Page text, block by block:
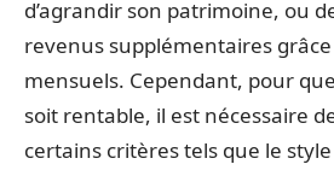
d’agrandir son patrimoine, ou
revenus supplémentaires
mensuels. Cependant, pour
soit rentable, il est nécessaire
certains critères tels que le